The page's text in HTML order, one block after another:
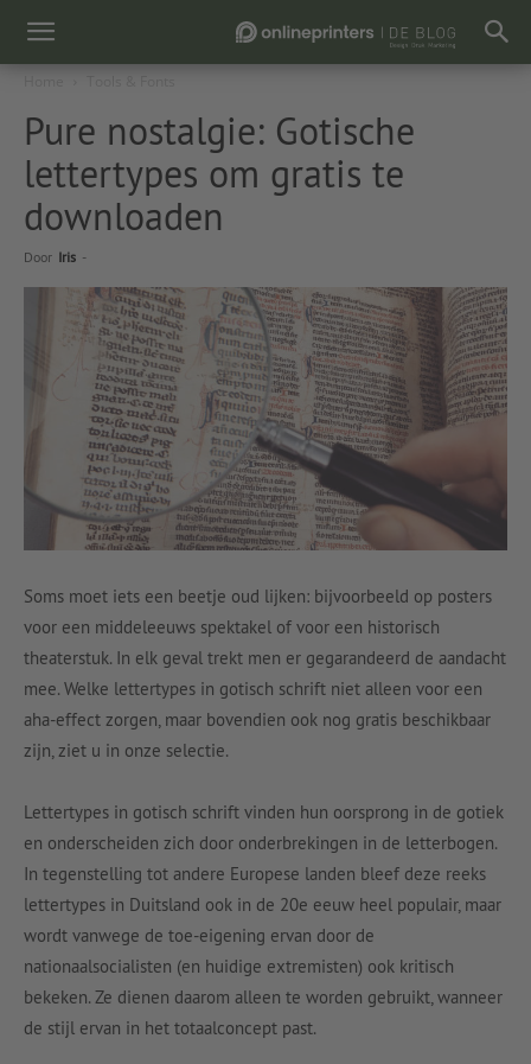
Pure nostalgie: Gotische
lettertypes om gratis te
downloaden
Door Iris -
Soms moet iets een beetje oud lijken: bijvoorbeeld op posters
voor een middeleeuws spektakel of voor een historisch
theaterstuk. In elk geval trekt men er gegarandeerd de aandacht
mee. Welke lettertypes in gotisch schrift niet alleen voor een
aha-effect zorgen, maar bovendien ook nog gratis beschikbaar
zijn, ziet u in onze selectie.
Lettertypes in gotisch schrift vinden hun oorsprong in de gotiek
en onderscheiden zich door onderbrekingen in de letterbogen.
In tegenstelling tot andere Europese landen bleef deze reeks
lettertypes in Duitsland ook in de 20e eeuw heel populair, maar
wordt vanwege de toe-eigening ervan door de
nationaalsocialisten (en huidige extremisten) ook kritisch
bekeken. Ze dienen daarom alleen te worden gebruikt, wanneer
de stijl ervan in het totaalconcept past.